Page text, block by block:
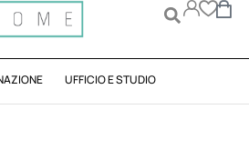
UFFICIO E STUDIO